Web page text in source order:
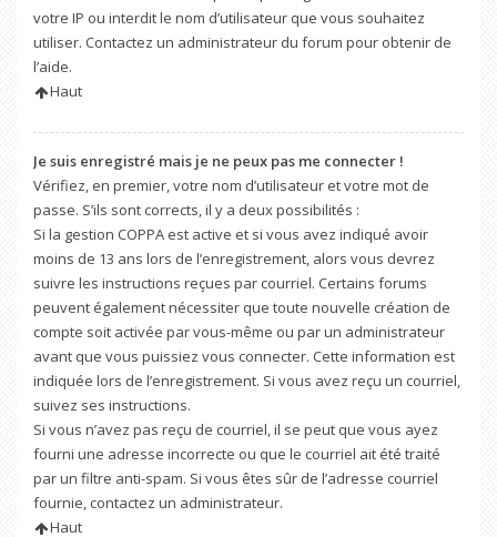
votre IP ou interdit le nom d’utilisateur que vous souhaitez
utiliser. Contactez un administrateur du forum pour obtenir de
l’aide.
Haut
Je suis enregistré mais je ne peux pas me connecter !
Vérifiez, en premier, votre nom d’utilisateur et votre mot de
passe. S’ils sont corrects, il y a deux possibilités :
Si la gestion COPPA est active et si vous avez indiqué avoir
moins de 13 ans lors de l’enregistrement, alors vous devrez
suivre les instructions reçues par courriel. Certains forums
peuvent également nécessiter que toute nouvelle création de
compte soit activée par vous-même ou par un administrateur
avant que vous puissiez vous connecter. Cette information est
indiquée lors de l’enregistrement. Si vous avez reçu un courriel,
suivez ses instructions.
Si vous n’avez pas reçu de courriel, il se peut que vous ayez
fourni une adresse incorrecte ou que le courriel ait été traité
par un filtre anti-spam. Si vous êtes sûr de l’adresse courriel
fournie, contactez un administrateur.
Haut